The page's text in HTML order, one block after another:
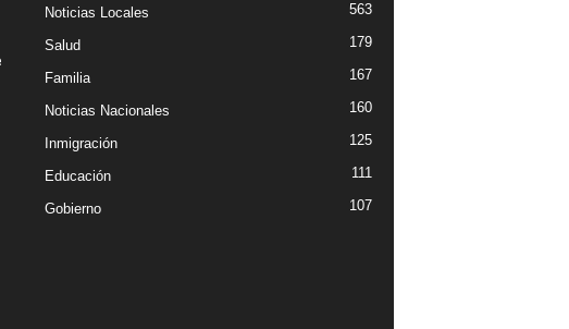
Noticias Locales 563
Salud 179
Familia 167
Noticias Nacionales 160
Inmigración 125
Educación 111
Gobierno 107